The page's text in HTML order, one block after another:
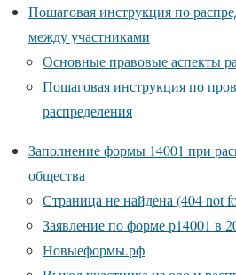
Пошаговая инструкция по
между участниками
Основные правовые аспекты
Пошаговая инструкция по
распределения
Заполнение формы 14001 при
общества
Страница не найдена (404 not
Заявление по форме р14001 в
Новыеформы.рф